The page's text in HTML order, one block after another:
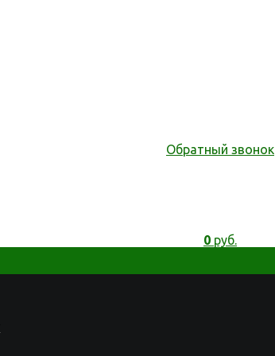
Обратный звонок
0 руб.